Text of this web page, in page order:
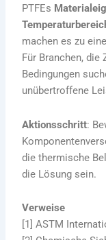
PTFEs
machen es zu
Für Branchen,
Bedingungen
unübertroffene
Aktionsschritt:
die thermische
die Lösung sein.
Verweise
[1] ASTM